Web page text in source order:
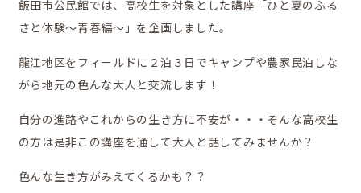
地域の活動
かなえの人特集
飯田市公民館では、高校生を対象とした講座「ひと夏のふる
さと体験～青春編～」を企画しました。
龍江地区をフィールドに２泊３日でキャンプや農家民泊しな
がら地元の色んな大人と交流します！
自分の進路やこれからの生き方に不安が・・・そんな高校生
の方は是非この講座を通して大人と話してみませんか？
色んな生き方がみえてくるかも？？